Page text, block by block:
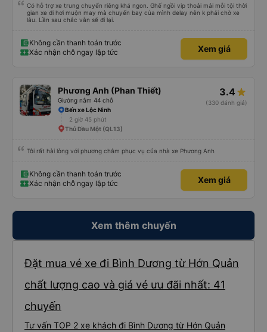
Có hỗ trợ xe trung chuyển riêng khá ngon. Ghế ngồi vip thoải mái mỗi tội thời
gian xe đi hơi muộn may mà chuyến bay của mình delay nên k phải chờ xe
lâu. Lần sau chắc vẫn sẽ đi lại.
Không cần thanh toán trước
Xác nhận chỗ ngay lập tức
Xem giá
Phương Anh (Phan Thiết)
Giường nằm 44 chỗ
3.4
(330 đánh giá)
Bến xe Lộc Ninh
2 giờ 45 phút
Thủ Dầu Một (QL13)
Tôi rất hài lòng với phương châm phục vụ của nhà xe Phương Anh
Không cần thanh toán trước
Xác nhận chỗ ngay lập tức
Xem giá
Xem thêm chuyến
Đặt mua vé xe đi Bình Dương từ Hớn Quản
chất lượng cao và giá vé ưu đãi nhất: 41
chuyến
Tư vấn TOP 2 xe khách đi Bình Dương từ Hớn Quản